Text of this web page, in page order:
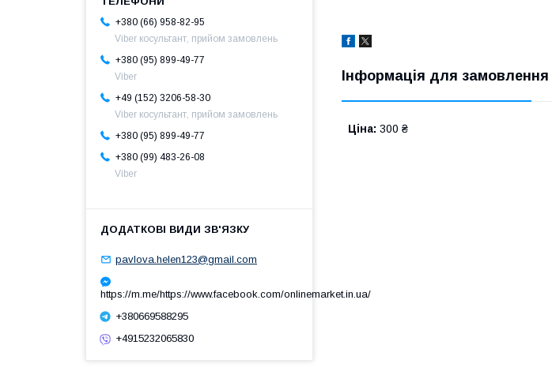
Інформація для замовлення
Ціна: 300 ₴
+380 (66) 958-82-95
Viber косультант, прийом замовлень
+380 (95) 899-49-77
Viber
+49 (152) 3206-58-30
Viber косультант, прийом замовлень
+380 (95) 899-49-77
+380 (99) 483-26-08
Viber
pavlova.helen123@gmail.com
https://m.me/https://www.facebook.com/onlinemarket.in.ua/
+380669588295
+4915232065830